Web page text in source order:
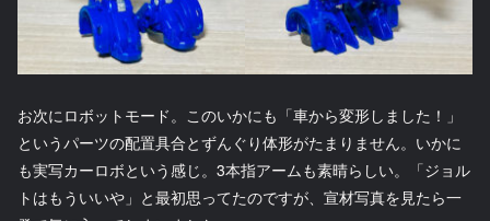
お次にロボットモード。このいかにも「車から変形しました！」
というパーツの配置具合とずんぐり体形がたまりません。いかに
も実写カーロボという感じ。3本指アームも素晴らしい。「ジョル
トはもういいや」と最初思ってたのですが、宣材写真を見たら一